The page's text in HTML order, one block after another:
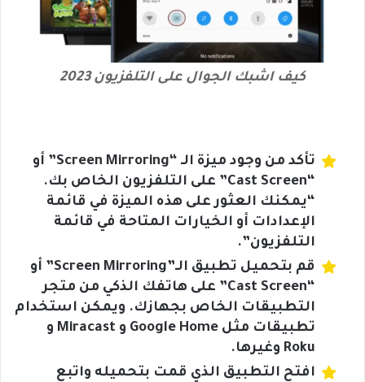
كيف اشبك الجوال على التلفزيون 2023
تأكد من وجود ميزة الـ “Screen Mirroring” أو
“Cast Screen” على التلفزيون الخاص بك.
“يمكنك العثور على هذه الميزة في قائمة
الإعدادات أو الخيارات المتاحة في قائمة
التلفزيون”.
قم بتحميل تطبيق الـ”Screen Mirroring” أو
“Cast Screen” على هاتفك الذكي من متجر
التطبيقات الخاص بجهازك. ويمكن استخدام
تطبيقات مثل Google Home و Miracast و
Roku وغيرها.
افتح التطبيق الذي قمت بتحميله واتبع